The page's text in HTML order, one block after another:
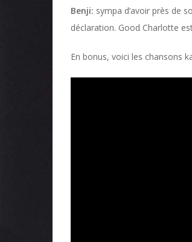
Benji: sympa d’avoir près de
déclaration. Good Charlotte
En bonus, voici les chansons